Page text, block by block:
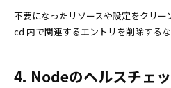
不要になったリソースや設定をクリ
cd 内で関連するエントリを削除するな
4. Nodeのヘルスチェ